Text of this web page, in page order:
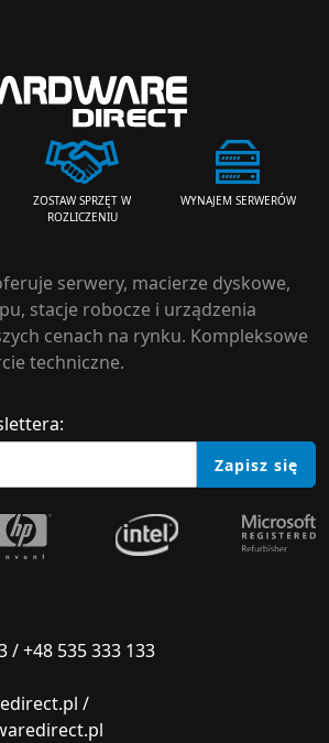
ZOSTAW SPRZĘT W
ROZLICZENIU
WYNAJEM SERWERÓW
serwery, macierze dyskowe,
stacje robocze i urządzenia
cenach na rynku. Kompleksowe
techniczne.
Zapisz się
/+48 535 333 133
/